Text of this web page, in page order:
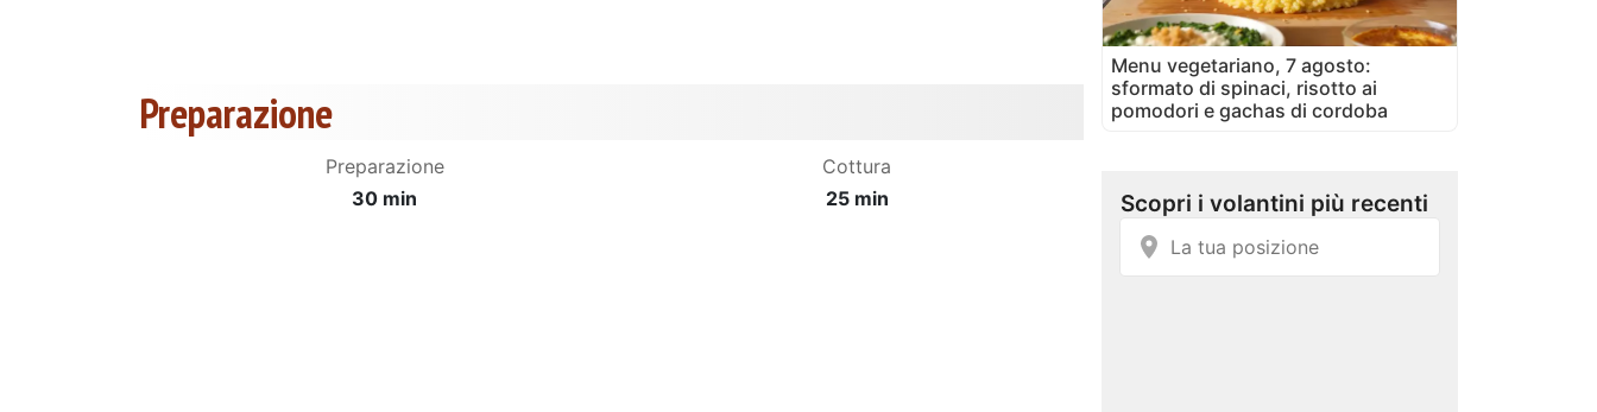
Preparazione
Preparazione
30 min
Cottura
25 min
Menu vegetariano, 7 agosto:
sformato di spinaci, risotto ai
pomodori e gachas di cordoba